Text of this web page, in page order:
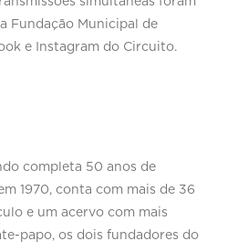
Fundação Municipal de
e Instagram do Circuito.
completa 50 anos de
1970, conta com mais de 36
e um acervo com mais
papo, os dois fundadores do